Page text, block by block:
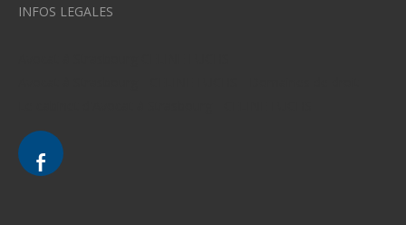
INFOS LEGALES